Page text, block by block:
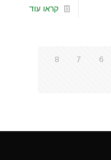
קראו עוד
6
7
8